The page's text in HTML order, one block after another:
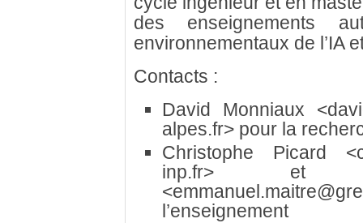
des enseignements
environnementaux de l’IA
Contacts :
David Monniaux
alpes.fr>pour la
Christophe Picard
inp.fr>et
l’enseignement